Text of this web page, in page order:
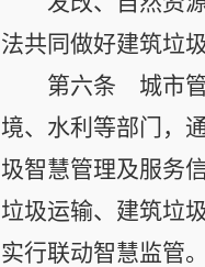
法共同做好建筑垃
第六条 城市管
境、水利等部门，
圾智慧管理及服务
垃圾运输、建筑垃
实行联动智慧监管